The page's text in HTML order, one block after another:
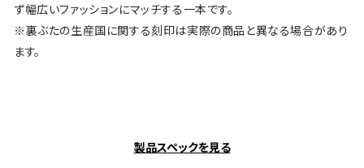
ず幅広いファッションにマッチする一本です。
※裏ぶたの生産国に関する刻印は実際の商品と異なる場合があり
ます。
製品スペックを見る